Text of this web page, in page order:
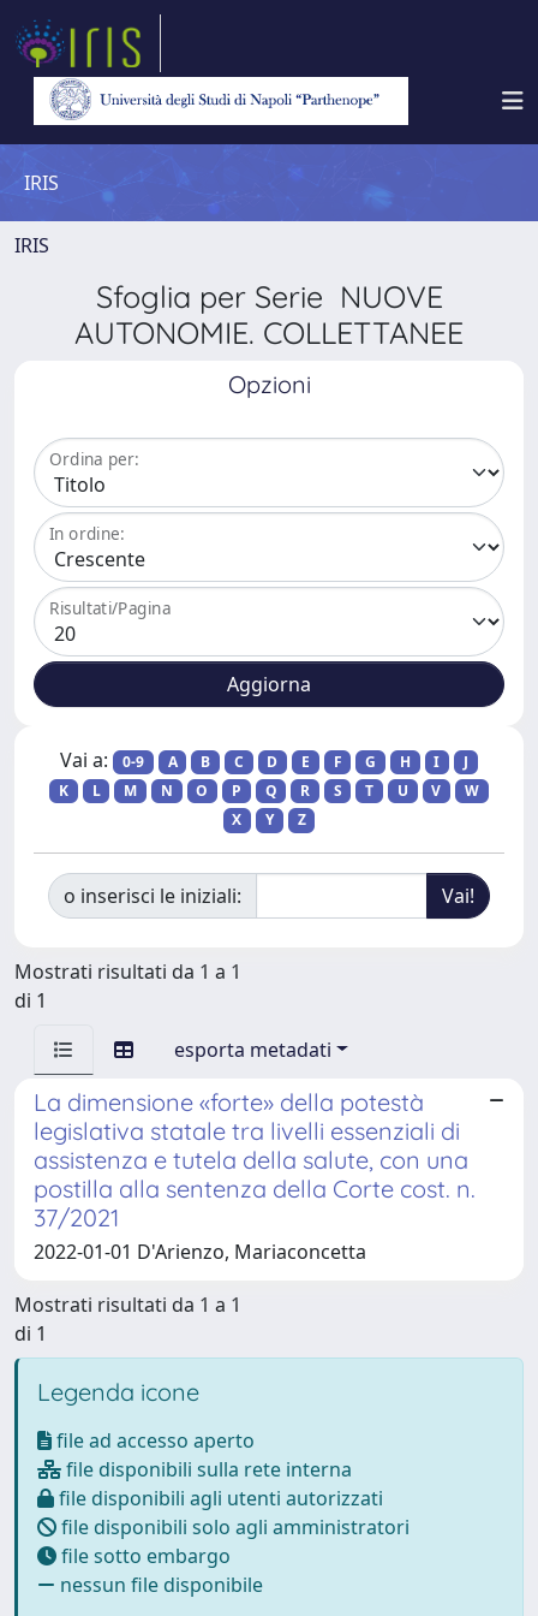
IRIS
IRIS
Sfoglia per Serie NUOVE
AUTONOMIE. COLLETTANEE
Opzioni
Ordina per:
In ordine:
Risultati/Pagina
Vai a: 0-9 A B C D E F G H I
J
K
L M N O P Q R S T U V
W
X
Y Z
o inserisci le iniziali:
Mostrati risultati da 1 a 1
di 1
esporta metadati
La dimensione «forte» della potestà
legislativa statale tra livelli essenziali di
assistenza e tutela della salute, con una
postilla alla sentenza della Corte cost. n.
37/2021
2022-01-01 D'Arienzo, Mariaconcetta
Mostrati risultati da 1 a 1
di 1
Legenda icone
file ad accesso aperto
file disponibili sulla rete interna
file disponibili agli utenti autorizzati
file disponibili solo agli amministratori
file sotto embargo
nessun file disponibile